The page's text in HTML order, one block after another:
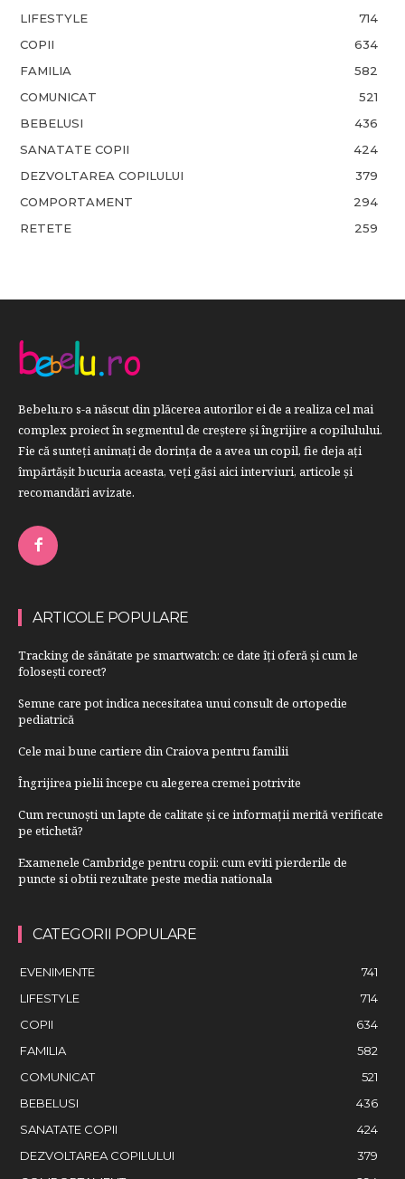
LIFESTYLE
714
COPII
634
FAMILIA
582
COMUNICAT
521
BEBELUSI
436
SANATATE COPII
424
DEZVOLTAREA COPILULUI
379
COMPORTAMENT
294
RETETE
259
Bebelu.ro s-a născut din plăcerea autorilor ei de a realiza cel mai
complex proiect în segmentul de creştere şi îngrijire a copilulului.
Fie că sunteţi animaţi de dorinţa de a avea un copil, fie deja aţi
împărtăşit bucuria aceasta, veți găsi aici interviuri, articole şi
recomandări avizate.
ARTICOLE POPULARE
Tracking de sănătate pe smartwatch: ce date îți oferă și cum le
folosești corect?
Semne care pot indica necesitatea unui consult de ortopedie
pediatrică
Cele mai bune cartiere din Craiova pentru familii
Îngrijirea pielii începe cu alegerea cremei potrivite
Cum recunoști un lapte de calitate și ce informații merită verificate
pe etichetă?
Examenele Cambridge pentru copii: cum eviti pierderile de
puncte si obtii rezultate peste media nationala
CATEGORII POPULARE
EVENIMENTE
741
LIFESTYLE
714
COPII
634
FAMILIA
582
COMUNICAT
521
BEBELUSI
436
SANATATE COPII
424
DEZVOLTAREA COPILULUI
379